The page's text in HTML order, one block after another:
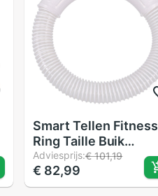
Workout
Smart Tellen Fitness
Ring Taille Buik
Thining Hoop Nuttig
Duurzaam Fitness
Hoepel Voor Vrouw
Adviesprijs:€ 101,19
€ 82,99